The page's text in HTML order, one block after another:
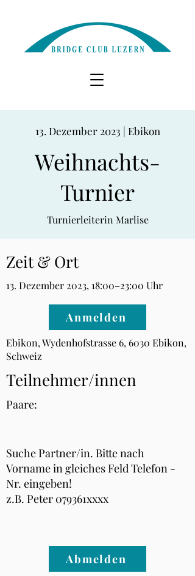
13. Dezember 2023 | Ebikon
Weihnachts-
Turnier
Turnierleiterin Marlise
Zeit & Ort
13. Dezember 2023, 18:00–23:00 Uhr
Anmelden
Ebikon, Wydenhofstrasse 6, 6030 Ebikon,
Schweiz
Teilnehmer/innen
Paare:
Suche Partner/in. Bitte nach
Vorname in gleiches Feld Telefon -
Nr. eingeben!
z.B. Peter 079361xxxx
Abmelden